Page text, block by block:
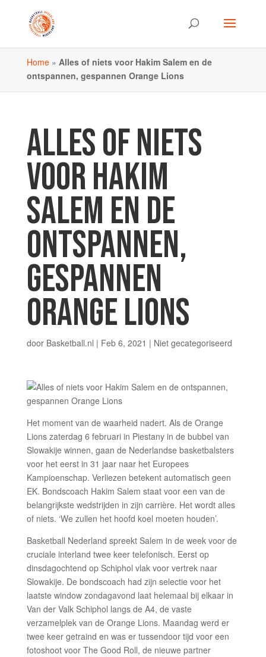
Home» Alles of niets voor Hakim Salem en de
ontspannen, gespannen Orange Lions
ALLES OF NIETS
VOOR HAKIM
SALEM EN DE
ONTSPANNEN,
GESPANNEN
ORANGE LIONS
door Basketball.nl | Feb 6, 2021 | Niet gecategoriseerd
Het moment van de waarheid nadert. Als de Orange
Lions zaterdag 6 februari in Piestany in de bubbel van
Slowakije winnen, gaan de Nederlandse basketbalsters
voor het eerst in 31 jaar naar het Europees
Kampioenschap. Verliezen betekent automatisch geen
EK. Bondscoach Hakim Salem staat voor een van de
belangrijkste wedstrijden in zijn carrière. Het wordt alles
of niets. ‘We zullen het hoofd koel moeten houden’.
Basketball Nederland spreekt Salem in de week voor de
cruciale interland twee keer telefonisch. Eerst op
dinsdagochtend op Schiphol vlak voor vertrek naar
Slowakije. De bondscoach had zijn selectie voor het
laatste window zondagavond laat helemaal bij elkaar in
Van der Valk Schiphol langs de A4, de vaste
verzamelplek van de Orange Lions. Maandag werd er
twee keer getraind en was er tussendoor tijd voor een
fotoshoot voor The Good Roll, de nieuwe partner